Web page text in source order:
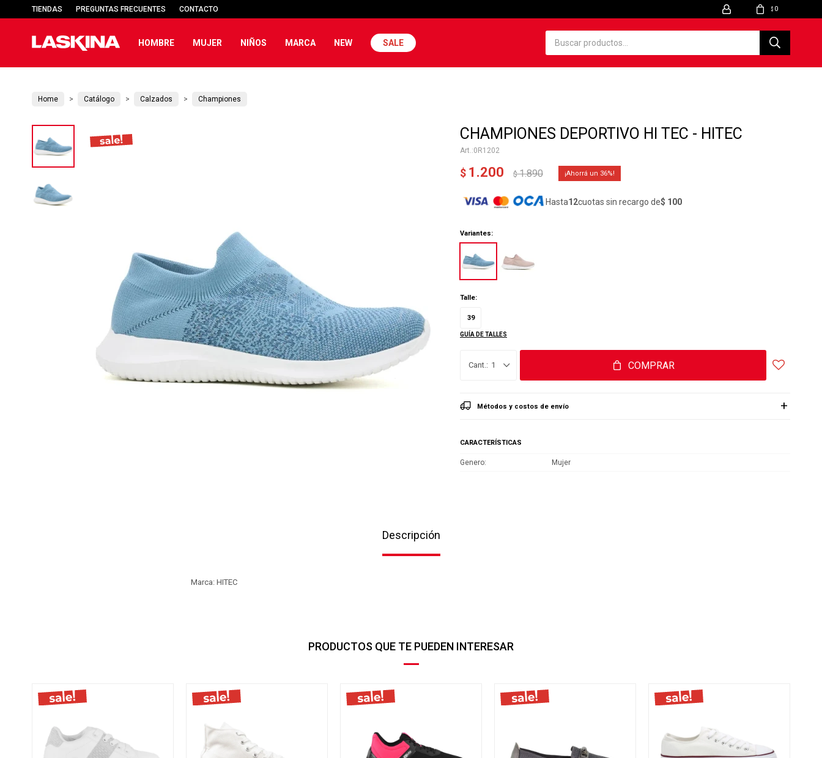
HOMBRE MUJER NIÑOS MARCA NEW SALE
$ 0
TIENDAS PREGUNTAS FRECUENTES CONTACTO
Home Catálogo Calzados Championes
CHAMPIONES DEPORTIVO HI TEC - HITEC
0R1202
$ 1.200 $ 1.890 36
Hasta12cuotas sin recargo de$ 100
Variantes:
Talle:
39
GUÍA DE TALLES
1 COMPRAR
Métodos y costos de envío
CARACTERÍSTICAS
Genero Mujer
Descripción
Marca: HITEC
PRODUCTOS QUE TE PUEDEN INTERESAR